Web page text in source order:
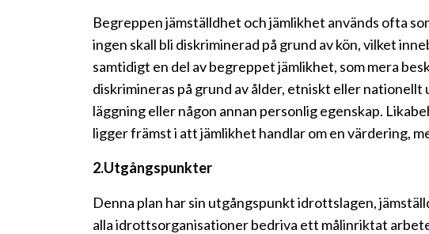
Begreppen jämställdhet och jämlikhet används ofta
ingen skall bli diskriminerad på grund av kön, vilket
samtidigt en del av begreppet jämlikhet, som mera
diskrimineras på grund av ålder, etniskt eller
läggning eller någon annan personlig egenskap.
ligger främst i att jämlikhet handlar om en värdering,
2.Utgångspunkter
Denna plan har sin utgångspunkt idrottslagen,
alla idrottsorganisationer bedriva ett målinriktat